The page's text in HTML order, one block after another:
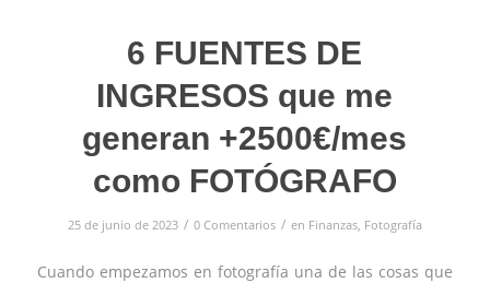
6 FUENTES DE
INGRESOS que me
generan +2500€/mes
como FOTÓGRAFO
25 de junio de 2023 / 0 Comentarios / en Finanzas, Fotografía
Cuando empezamos en fotografía una de las cosas que